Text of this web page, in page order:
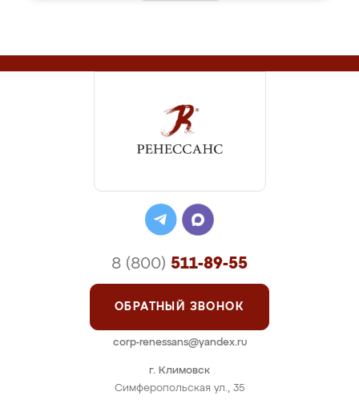
г. Климовск
Симферопольская ул., 35
8 (800) 511-89-55
ОБРАТНЫЙ ЗВОНОК
corp-renessans@yandex.ru